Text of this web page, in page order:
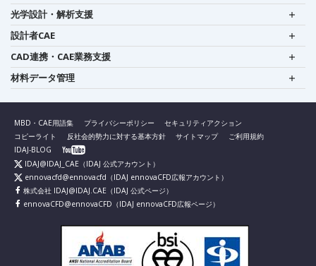
光学設計・解析支援
設計者CAE
CAD連携・CAE業務支援
材料データ管理
MBD・CAE用語集 プライバシーポリシー
セキュリティアクション
コピーライト
反社会的勢力に対する基本方針 サイトマップ
ご利用規約
IDAJ-BLOG
IDAJ@IDAJ_CAE （IDAJ 公式アカウント）
ennovacfd@ennovacfd （IDAJ ennovaCFD広報アカウント）
株式会社 IDAJ@IDAJ.CAE （IDAJ 公式ページ）
ennovaCFD@ennovaCFD （IDAJ ennovaCFD広報ページ）